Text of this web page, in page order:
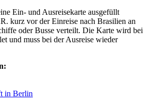
Ein- und Ausreisekarte ausgefüllt
kurz vor der Einreise nach Brasilien an
oder Busse verteilt. Die Karte wird bei
und muss bei der Ausreise wieder
in Berlin